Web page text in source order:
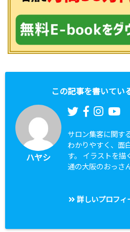
この記事を書いてい
ハヤシ
サロン集客に関す
わかりやすく、面
す。 イラストを描
通の大阪のおっさん
詳しいプロフィ